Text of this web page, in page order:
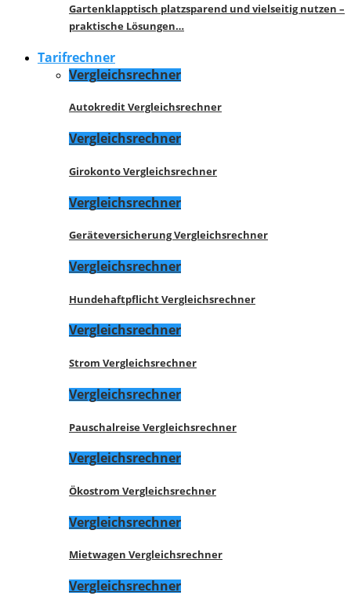
Gartenklapptisch platzsparend und vielseitig nutzen –
praktische Lösungen…
Tarifrechner
Vergleichsrechner
Autokredit Vergleichsrechner
Vergleichsrechner
Girokonto Vergleichsrechner
Vergleichsrechner
Geräteversicherung Vergleichsrechner
Vergleichsrechner
Hundehaftpflicht Vergleichsrechner
Vergleichsrechner
Strom Vergleichsrechner
Vergleichsrechner
Pauschalreise Vergleichsrechner
Vergleichsrechner
Ökostrom Vergleichsrechner
Vergleichsrechner
Mietwagen Vergleichsrechner
Vergleichsrechner